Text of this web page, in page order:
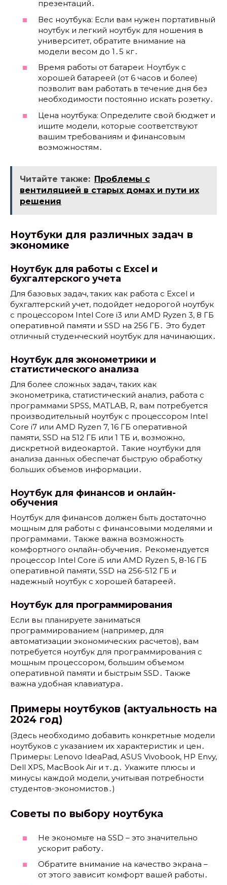
презентаций․
Вес ноутбука: Если вам нужен портативный
ноутбук и легкий ноутбук для ношения в
университет, обратите внимание на
модели весом до 1․5 кг․
Время работы от батареи: Ноутбук с
хорошей батареей (от 6 часов и более)
позволит вам работать в течение дня без
необходимости постоянно искать розетку․
Цена ноутбука: Определите свой бюджет и
ищите модели, которые соответствуют
вашим требованиям и финансовым
возможностям․
Читайте также: Проблемы с
вентиляцией в старых домах и пути их
решения
Ноутбуки для различных задач в
экономике
Ноутбук для работы с Excel и
бухгалтерского учета
Для базовых задач, таких как работа с Excel и
бухгалтерский учет, подойдет недорогой ноутбук
с процессором Intel Core i3 или AMD Ryzen 3, 8 ГБ
оперативной памяти и SSD на 256 ГБ․ Это будет
отличный студенческий ноутбук для начинающих․
Ноутбук для эконометрики и
статистического анализа
Для более сложных задач, таких как
эконометрика, статистический анализ, работа с
программами SPSS, MATLAB, R, вам потребуется
производительный ноутбук с процессором Intel
Core i7 или AMD Ryzen 7, 16 ГБ оперативной
памяти, SSD на 512 ГБ или 1 ТБ и, возможно,
дискретной видеокартой․ Такие ноутбуки для
анализа данных обеспечат быструю обработку
больших объемов информации․
Ноутбук для финансов и онлайн-
обучения
Ноутбук для финансов должен быть достаточно
мощным для работы с финансовыми моделями и
программами․ Также важна возможность
комфортного онлайн-обучения․ Рекомендуется
процессор Intel Core i5 или AMD Ryzen 5, 8-16 ГБ
оперативной памяти, SSD на 256-512 ГБ и
надежный ноутбук с хорошей батареей․
Ноутбук для программирования
Если вы планируете заниматься
программированием (например, для
автоматизации экономических расчетов), вам
потребуется ноутбук для программирования с
мощным процессором, большим объемом
оперативной памяти и быстрым SSD․ Также
важна удобная клавиатура․
Примеры ноутбуков (актуальность на
2024 год)
(Здесь необходимо добавить конкретные модели
ноутбуков с указанием их характеристик и цен․
Примеры: Lenovo IdeaPad, ASUS Vivobook, HP Envy,
Dell XPS, MacBook Air и т․д․ Укажите плюсы и
минусы каждой модели, учитывая потребности
студентов-экономистов․)
Советы по выбору ноутбука
Не экономьте на SSD – это значительно
ускорит работу․
Обратите внимание на качество экрана –
от этого зависит комфорт вашей работы․